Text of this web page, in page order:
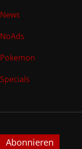
News
NoAds
Pokemon
Specials
Abonnieren